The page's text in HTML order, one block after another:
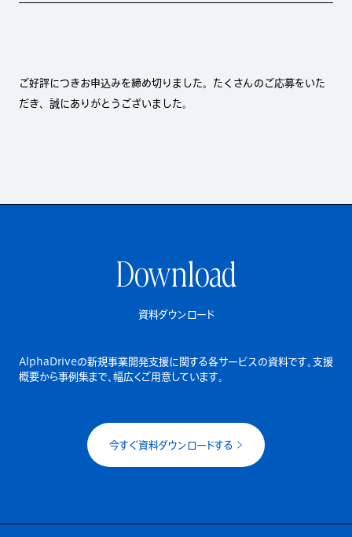
ご好評につきお申込みを締め切りました。たくさんのご応募をいた
だき、誠にありがとうございました。
Download
資料ダウンロード
AlphaDriveの新規事業開発支援に関する各サービスの資料です。 支援
概要から事例集まで、幅広くご用意しています。
今すぐ資料ダウンロードする